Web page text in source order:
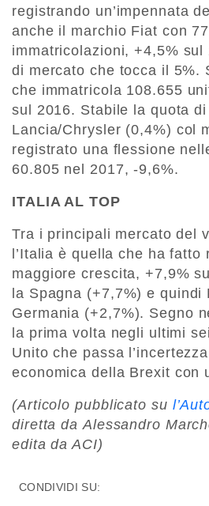
registrando un’impennata
anche il marchio Fiat con
immatricolazioni, +4,5% sul
di mercato che tocca il 5%.
che immatricola 108.655
sul 2016. Stabile la quota
Lancia/Chrysler (0,4%) col
registrato una flessione
60.805 nel 2017, -9,6%.
ITALIA AL TOP
Tra i principali mercato del
l’Italia è quella che ha fatto
maggiore crescita, +7,9%
la Spagna (+7,7%) e quindi
Germania (+2,7%). Segno
la prima volta negli ultimi
Unito che passa
economica della Brexit con
(Articolo pubblicato su
diretta da Alessandro
edita da ACI)
CONDIVIDI SU: